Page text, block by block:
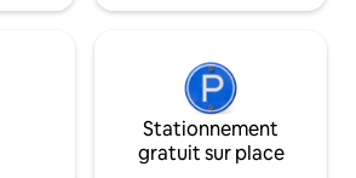
Stationnement
gratuit sur place